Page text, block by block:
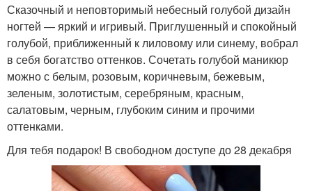
Сказочный и неповторимый небесный голубой дизайн
ногтей — яркий и игривый. Приглушенный и спокойный
голубой, приближенный к лиловому или синему, вобрал
в себя богатство оттенков. Сочетать голубой маникюр
можно с белым, розовым, коричневым, бежевым,
зеленым, золотистым, серебряным, красным,
салатовым, черным, глубоким синим и прочими
оттенками.
Для тебя подарок! В свободном доступе до 28 декабря